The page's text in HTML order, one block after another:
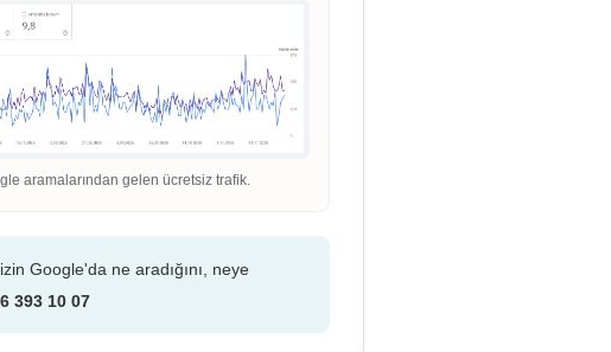
aramalarından gelen ücretsiz trafik.
Google'da ne aradığını, neye
393 10 07